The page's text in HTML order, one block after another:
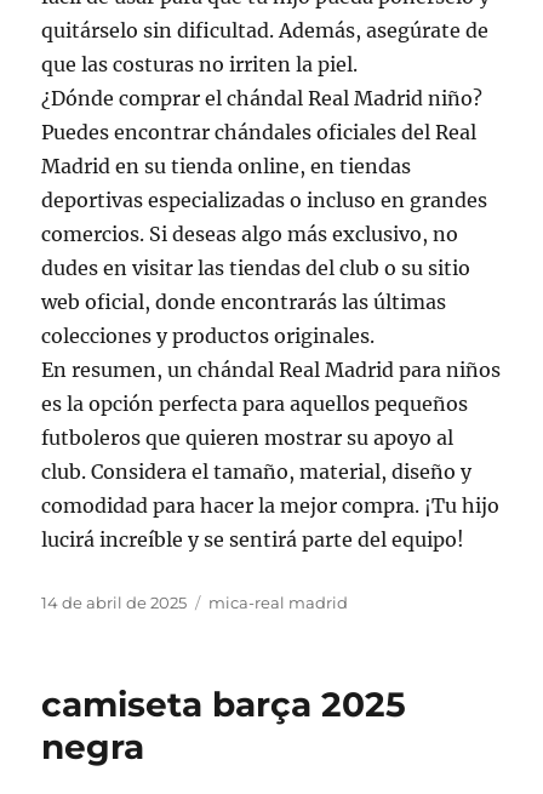
quitárselo sin dificultad. Además, asegúrate de
que las costuras no irriten la piel.
¿Dónde comprar el chándal Real Madrid niño?
Puedes encontrar chándales oficiales del Real
Madrid en su tienda online, en tiendas
deportivas especializadas o incluso en grandes
comercios. Si deseas algo más exclusivo, no
dudes en visitar las tiendas del club o su sitio
web oficial, donde encontrarás las últimas
colecciones y productos originales.
En resumen, un chándal Real Madrid para niños
es la opción perfecta para aquellos pequeños
futboleros que quieren mostrar su apoyo al
club. Considera el tamaño, material, diseño y
comodidad para hacer la mejor compra. ¡Tu hijo
lucirá increíble y se sentirá parte del equipo!
Publicado
14 de abril de 2025 Categorías
mica-real madrid
camiseta barça 2025
negra